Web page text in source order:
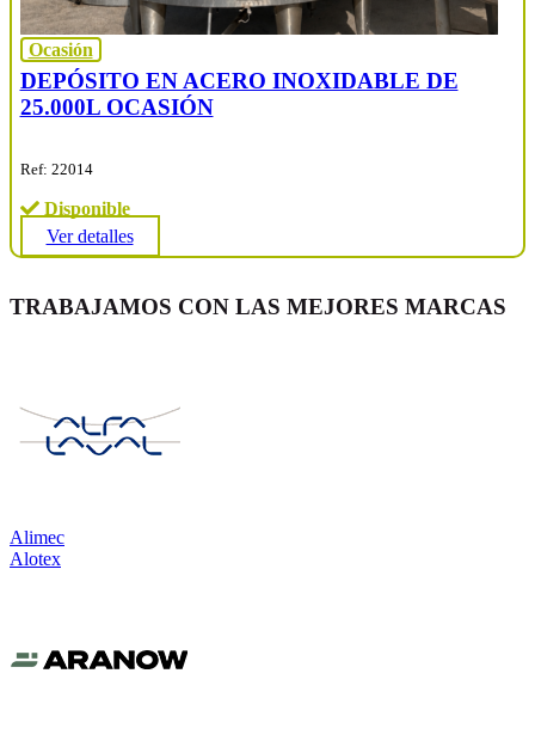
Ocasión
DEPÓSITO EN ACERO INOXIDABLE DE
25.000L OCASIÓN
Ref: 22014
Disponible
Ver detalles
TRABAJAMOS CON LAS MEJORES MARCAS
Alimec
Alotex